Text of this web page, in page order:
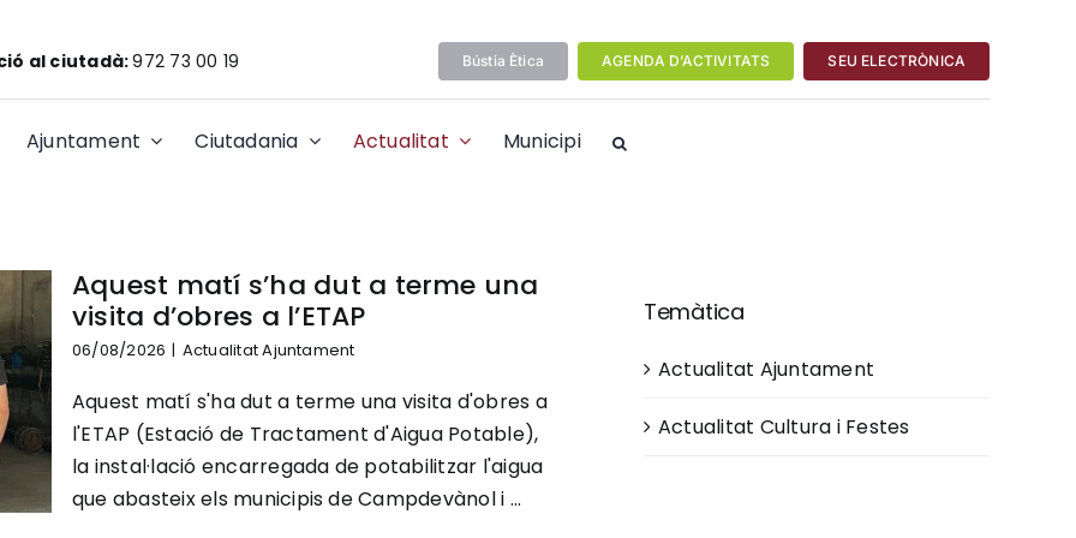
al ciutadà:972 73 00 19 Bústia Ètica AGENDA D’ACTIVITATS SEU ELECTRÒNICA
Ajuntament Ciutadania Actualitat Municipi
Aquest matí s’ha dut a terme una
visita d’obres a l’ETAP
06/08/2026 | Actualitat Ajuntament
Aquest matí s'ha dut a terme una visita d'obres a
l'ETAP (Estació de Tractament d'Aigua Potable),
la instal·lació encarregada de potabilitzar l'aigua
que abasteix els municipis de Campdevànol i ...
Temàtica
Actualitat Ajuntament
Actualitat Cultura i Festes